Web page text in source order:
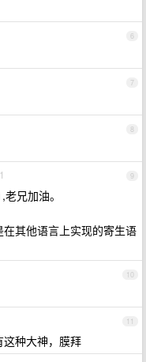
6
7
8
9
1
兄加油。
其他语言上实现的寄生语
10
11
种大神，膜拜